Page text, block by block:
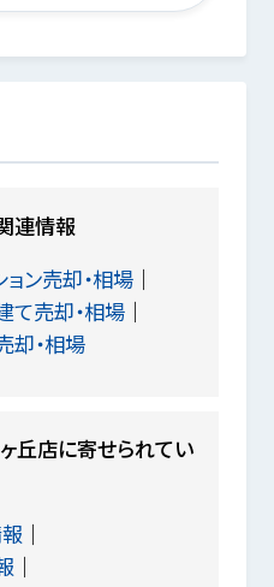
連情報
ン売却・相場
売却・相場
却・相場
丘店に寄せられてい